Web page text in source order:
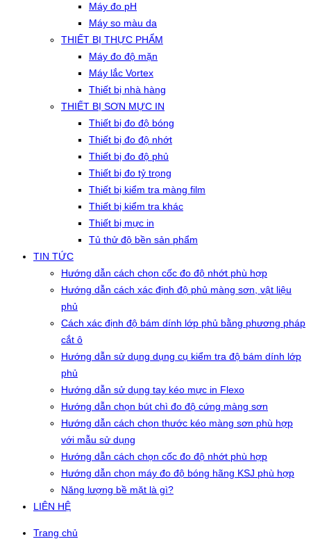
Máy đo pH
Máy so màu da
THIẾT BỊ THỰC PHẨM
Máy đo độ mặn
Máy lắc Vortex
Thiết bị nhà hàng
THIẾT BỊ SƠN MỰC IN
Thiết bị đo độ bóng
Thiết bị đo độ nhớt
Thiết bị đo độ phủ
Thiết bị đo tỷ trọng
Thiết bị kiểm tra màng film
Thiết bị kiểm tra khác
Thiết bị mực in
Tủ thử độ bền sản phẩm
TIN TỨC
Hướng dẫn cách chọn cốc đo độ nhớt phù hợp
Hướng dẫn cách xác định độ phủ màng sơn, vật liệu
phủ
Cách xác định độ bám dính lớp phủ bằng phương pháp
cắt ô
Hướng dẫn sử dụng dụng cụ kiểm tra độ bám dính lớp
phủ
Hướng dẫn sử dụng tay kéo mực in Flexo
Hướng dẫn chọn bút chì đo độ cứng màng sơn
Hướng dẫn cách chọn thước kéo màng sơn phù hợp
với mẫu sử dụng
Hướng dẫn cách chọn cốc đo độ nhớt phù hợp
Hướng dẫn chọn máy đo độ bóng hãng KSJ phù hợp
Năng lượng bề mặt là gì?
LIÊN HỆ
Trang chủ